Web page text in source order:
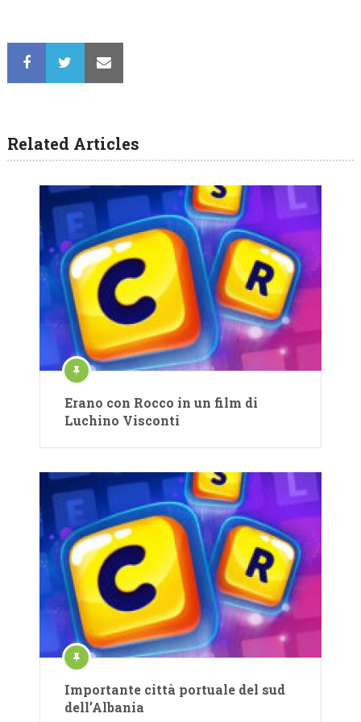
Related Articles
Erano con Rocco in un film di
Luchino Visconti
Importante città portuale del sud
dell’Albania